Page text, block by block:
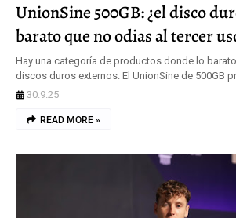
UnionSine 500GB: ¿el disco
barato que no odias al tercer
Hay una categoría de productos donde lo
discos duros externos. El UnionSine de 500GB
30.9.25
READ MORE »